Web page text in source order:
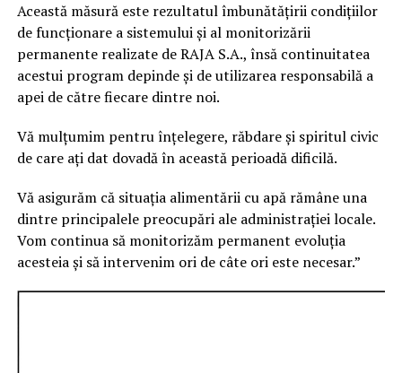
Această măsură este rezultatul îmbunătățirii condițiilor
de funcționare a sistemului și al monitorizării
permanente realizate de RAJA S.A., însă continuitatea
acestui program depinde și de utilizarea responsabilă a
apei de către fiecare dintre noi.
Vă mulțumim pentru înțelegere, răbdare și spiritul civic
de care ați dat dovadă în această perioadă dificilă.
Vă asigurăm că situația alimentării cu apă rămâne una
dintre principalele preocupări ale administrației locale.
Vom continua să monitorizăm permanent evoluția
acesteia și să intervenim ori de câte ori este necesar.”